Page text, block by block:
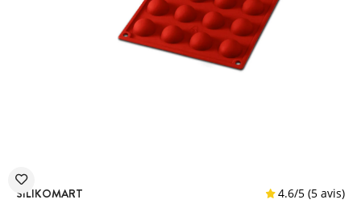
SILIKOMART